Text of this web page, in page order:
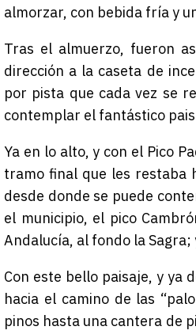
almorzar, con bebida fría y
Tras el almuerzo, fueron
dirección a la caseta de
por pista que cada vez se
contemplar el fantástico
Ya en lo alto, y con el Pico
tramo final que les restaba
desde donde se puede
el municipio, el pico
Andalucía, al fondo la Sagra;
Con este bello paisaje, y ya
hacia el camino de las
pinos hasta una cantera de